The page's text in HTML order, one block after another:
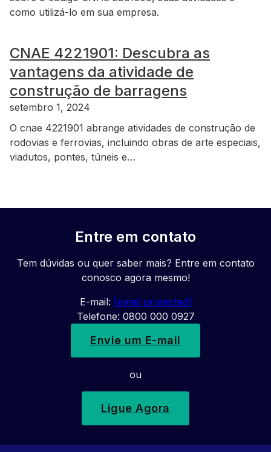
como utilizá-lo em sua empresa.
CNAE 4221901: Descubra as
vantagens da atividade de
construção de barragens
setembro 1, 2024
O cnae 4221901 abrange atividades de construção de
rodovias e ferrovias, incluindo obras de arte especiais,
viadutos, pontes, túneis e…
Entre em contato
Tem dúvidas ou quer saber mais? Entre em contato
conosco agora mesmo!
E-mail: [email protected]
Telefone: 0800 000 0927
Envie um E-mail
ou
Ligue Agora